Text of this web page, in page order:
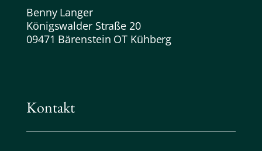
Benny Langer
Königswalder Straße 20
09471 Bärenstein OT Kühberg
Kontakt